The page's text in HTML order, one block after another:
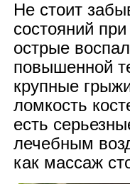
Не стоит
состояний
острые
повышенной
крупные
ломкость
есть
лечебным
как массаж